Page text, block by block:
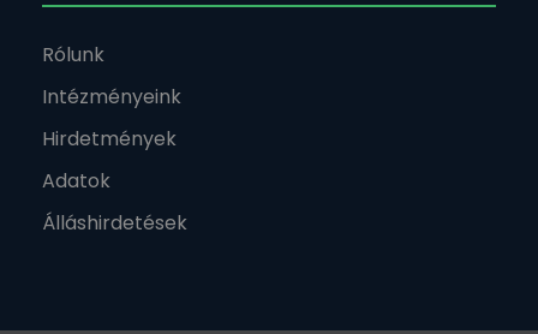
Rólunk
Intézményeink
Hirdetmények
Adatok
Álláshirdetések